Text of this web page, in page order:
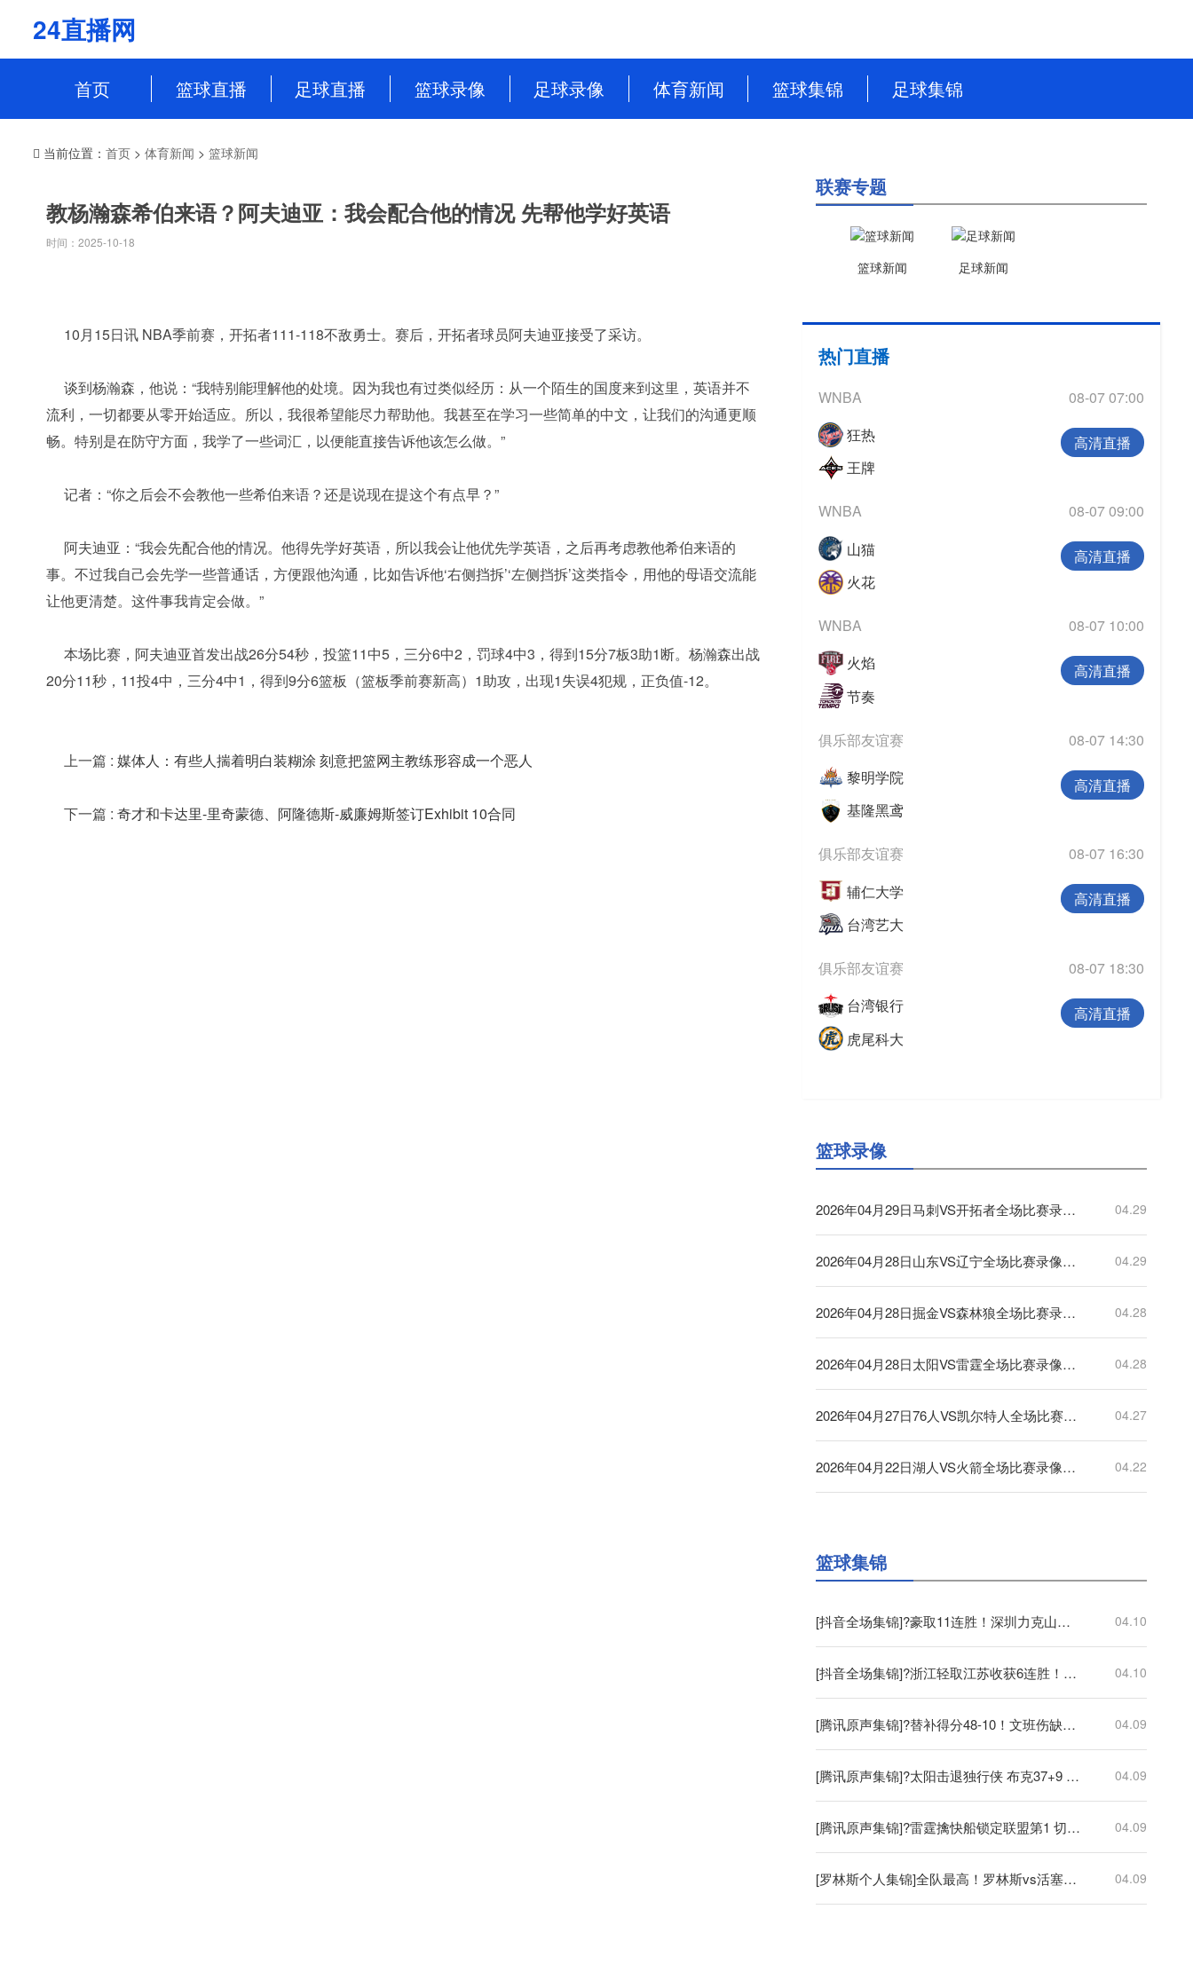
24直播网
首页 篮球直播
WCBA
足球直播
意甲
法甲
篮球录像
WNBA
足球录像
西甲
中超
欧冠
亚洲杯
体育新闻 篮球集锦
CBA
WNBA
足球集锦
意甲
世界杯
当前位置： 首页 > 体育新闻 > 篮球新闻
教杨瀚森希伯来语？阿夫迪亚：我会配合他的情况 先帮他学好英语
时间：2025-10-18
10月15日讯 NBA季前赛，开拓者111-118不敌勇士。赛后，开拓者球员阿夫迪亚接受了采访。
谈到杨瀚森，他说：“我特别能理解他的处境。因为我也有过类似经历：从一个陌生的国度来到这里，英语并不
流利，一切都要从零开始适应。所以，我很希望能尽力帮助他。我甚至在学习一些简单的中文，让我们的沟通更顺
畅。特别是在防守方面，我学了一些词汇，以便能直接告诉他该怎么做。”
记者：“你之后会不会教他一些希伯来语？还是说现在提这个有点早？”
阿夫迪亚：“我会先配合他的情况。他得先学好英语，所以我会让他优先学英语，之后再考虑教他希伯来语的
事。不过我自己会先学一些普通话，方便跟他沟通，比如告诉他‘右侧挡拆’‘左侧挡拆’这类指令，用他的母语交流能
让他更清楚。这件事我肯定会做。”
本场比赛，阿夫迪亚首发出战26分54秒，投篮11中5，三分6中2，罚球4中3，得到15分7板3助1断。杨瀚森出战
20分11秒，11投4中，三分4中1，得到9分6篮板（篮板季前赛新高）1助攻，出现1失误4犯规，正负值-12。
上一篇 : 媒体人：有些人揣着明白装糊涂 刻意把篮网主教练形容成一个恶人
下一篇 : 奇才和卡达里-里奇蒙德、阿隆德斯-威廉姆斯签订Exhibit 10合同
联赛专题
篮球新闻 足球新闻
热门直播
WNBA
08-07 07:00
狂热
王牌
高清直播
WNBA
08-07 09:00
山猫
火花
高清直播
WNBA
08-07 10:00
火焰
节奏
高清直播
俱乐部友谊赛
08-07 14:30
黎明学院
基隆黑鸢
高清直播
俱乐部友谊赛
08-07 16:30
辅仁大学
台湾艺大
高清直播
俱乐部友谊赛
08-07 18:30
台湾银行
虎尾科大
高清直播
篮球录像
2026年04月29日马刺VS开拓者全场比赛录像回放 04.29
2026年04月28日山东VS辽宁全场比赛录像回放 04.29
2026年04月28日掘金VS森林狼全场比赛录像回放 04.28
2026年04月28日太阳VS雷霆全场比赛录像回放 04.28
2026年04月27日76人VS凯尔特人全场比赛录像回放 04.27
2026年04月22日湖人VS火箭全场比赛录像回放 04.22
篮球集锦
[抖音全场集锦]?豪取11连胜！深圳力克山西 王浩然33+5 马凯尔·约翰逊伤退 04.10
[抖音全场集锦]?浙江轻取江苏收获6连胜！兰道夫17分 亨特19+12+8 庞峥麟18+5 04.10
[腾讯原声集锦]?替补得分48-10！文班伤缺马刺轻取开拓者 福克斯25+5+7 04.09
[腾讯原声集锦]?太阳击退独行侠 布克37+9 杰伦·格林伤退 弗拉格19中4 04.09
[腾讯原声集锦]?雷霆擒快船锁定联盟第1 切特30+14 SGA20+11 小卡连续56场20+ 04.09
[罗林斯个人集锦]全队最高！罗林斯vs活塞23分6助！集锦 04.09